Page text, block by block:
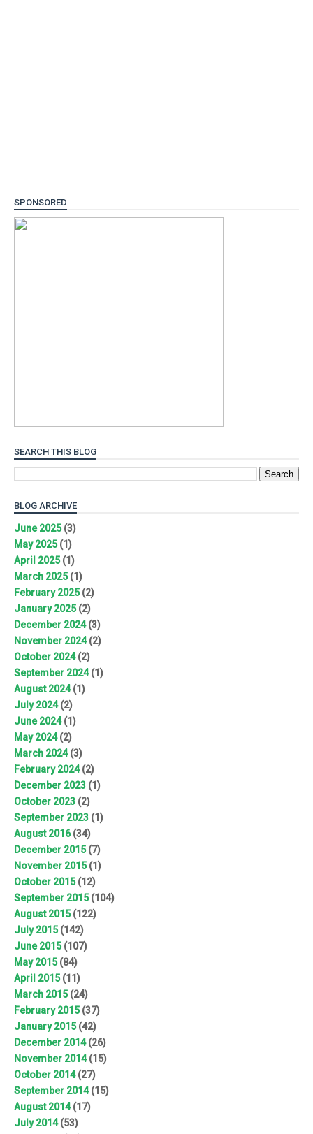
SPONSORED
SEARCH THIS BLOG
BLOG ARCHIVE
June 2025(3)
May 2025(1)
April 2025(1)
March 2025(1)
February 2025(2)
January 2025(2)
December 2024(3)
November 2024(2)
October 2024(2)
September 2024(1)
August 2024(1)
July 2024(2)
June 2024(1)
May 2024(2)
March 2024(3)
February 2024(2)
December 2023 (1)
October 2023 (2)
September 2023 (1)
August 2016(34)
December 2015(7)
November 2015(1)
October 2015(12)
September 2015(104)
August 2015(122)
July 2015(142)
June 2015(107)
May 2015(84)
April 2015(11)
March 2015(24)
February 2015(37)
January 2015(42)
December 2014(26)
November 2014(15)
October 2014(27)
September 2014(15)
August 2014(17)
July 2014(53)